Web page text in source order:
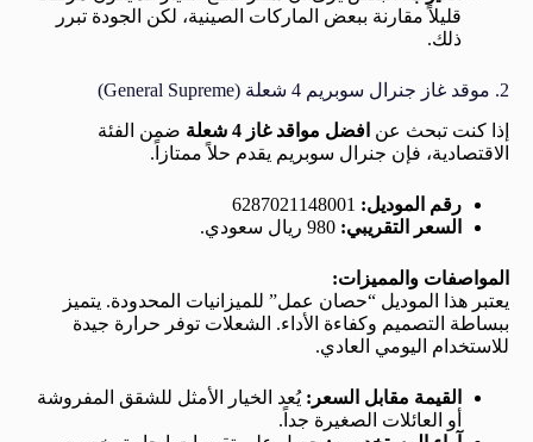
قليلاً مقارنة ببعض الماركات الصينية، لكن الجودة تبرر
ذلك.
2. موقد غاز جنرال سوبريم 4 شعلة (General Supreme)
إذا كنت تبحث عن افضل مواقد غاز 4 شعلة
ضمن الفئة
الاقتصادية، فإن جنرال سوبريم يقدم حلاً ممتازاً.
رقم الموديل:
السعر التقريبي:
المواصفات والمميزات:
يعتبر هذا الموديل “حصان عمل” للميزانيات المحدودة. يتميز
ببساطة التصميم وكفاءة الأداء. الشعلات توفر حرارة جيدة
للاستخدام اليومي العادي.
القيمة مقابل السعر: يُعد الخيار الأمثل للشقق المفروشة
أو العائلات الصغيرة جداً.